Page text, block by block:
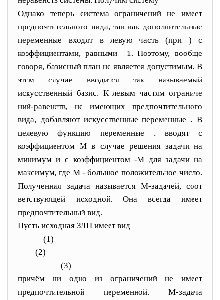
Однако теперь система ограничений не имеет
предпочтительного вида, так как дополнительные
переменные входят в левую часть (при) с
коэффициентами, равными –1. Поэтому, вообще
говоря, базисный план не является допустимым. В
этом случае вводится так называемый
искусственный базис. К левым частям ограниче
ний-равенств, не имеющих предпочтительного
вида, добавляют искусственные переменные.В
целевую функцию переменные , вводят с
коэффициентом М в случае решения задачи на
минимум и с коэффициентом -М для задачи на
максимум, где М - большое положительное число.
Полученная задача называется М-задачей, соот
ветствующей исходной. Она всегда имеет
предпочтительный вид.
Пусть исходная ЗЛП имеет вид
(1)
(2)
(3)
причём ни одно из ограничений не имеет
предпочтительной переменной. М-задача